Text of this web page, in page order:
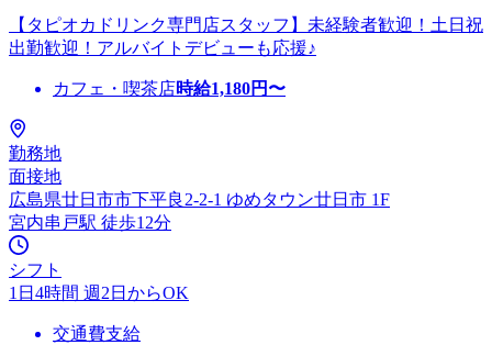
【タピオカドリンク専門店スタッフ】未経験者歓迎！土日祝
出勤歓迎！アルバイトデビューも応援♪
カフェ・喫茶店時給1,180円〜
勤務地
面接地
広島県廿日市市下平良2-2-1 ゆめタウン廿日市 1F
宮内串戸駅 徒歩12分
シフト
1日4時間 週2日からOK
交通費支給